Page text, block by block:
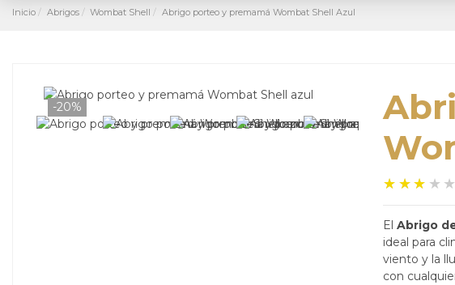
Inicio Abrigos Wombat Shell Abrigo porteo y premamá Wombat Shell Azul
-20%
El Abrigo
ideal para
viento y la
con